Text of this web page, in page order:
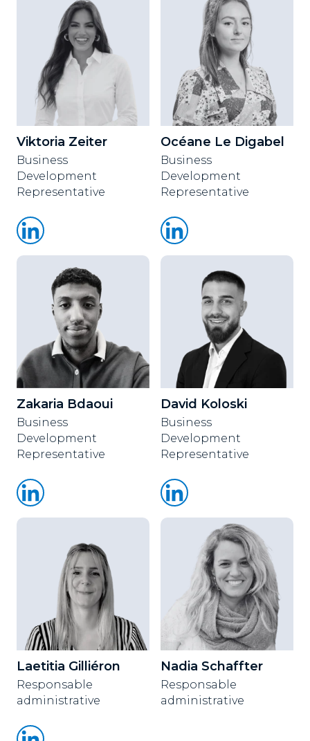
Viktoria Zeiter
Business
Development
Representative
Océane Le Digabel
Business
Development
Representative
Zakaria Bdaoui
Business
Development
Representative
David Koloski
Business
Development
Representative
Laetitia Gilliéron
Responsable
administrative
Nadia Schaffter
Responsable
administrative